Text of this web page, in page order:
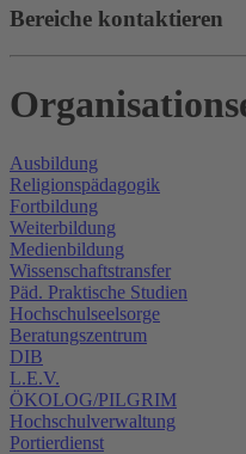
Bereiche kontaktieren
Ausbildung
Religionspädagogik
Fortbildung
Weiterbildung
Medienbildung
Wissenschaftstransfer
Päd. Praktische Studien
Hochschulseelsorge
Beratungszentrum
DIB
L.E.V.
ÖKOLOG/PILGRIM
Hochschulverwaltung
Portierdienst